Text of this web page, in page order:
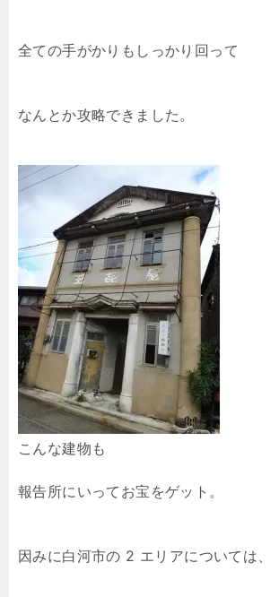
全ての手がかりもしっかり回って
なんとか攻略できました。
こんな建物も
報告所にいってお宝をゲット。
因みに白河市の 2 エリアについては、